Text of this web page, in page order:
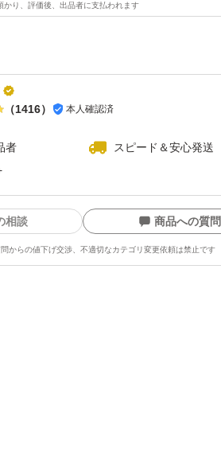
かり、評価後、出品者に支払われます
（1416） 本人確認済
者
スピード＆安心発送
相談 商品への質問
からの値下げ交渉、不適切なカテゴリ変更依頼は禁止です